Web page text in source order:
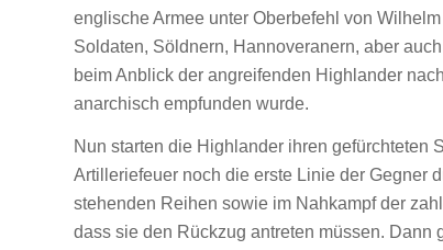
englische Armee unter Oberbefehl von
Soldaten, Söldnern, Hannoveranern, aber
beim Anblick der angreifenden Highlander
anarchisch empfunden wurde.
Nun starten die Highlander ihren gefürchteten
Artilleriefeuer noch die erste Linie der Gegner
stehenden Reihen sowie im Nahkampf der
dass sie den Rückzug antreten müssen.